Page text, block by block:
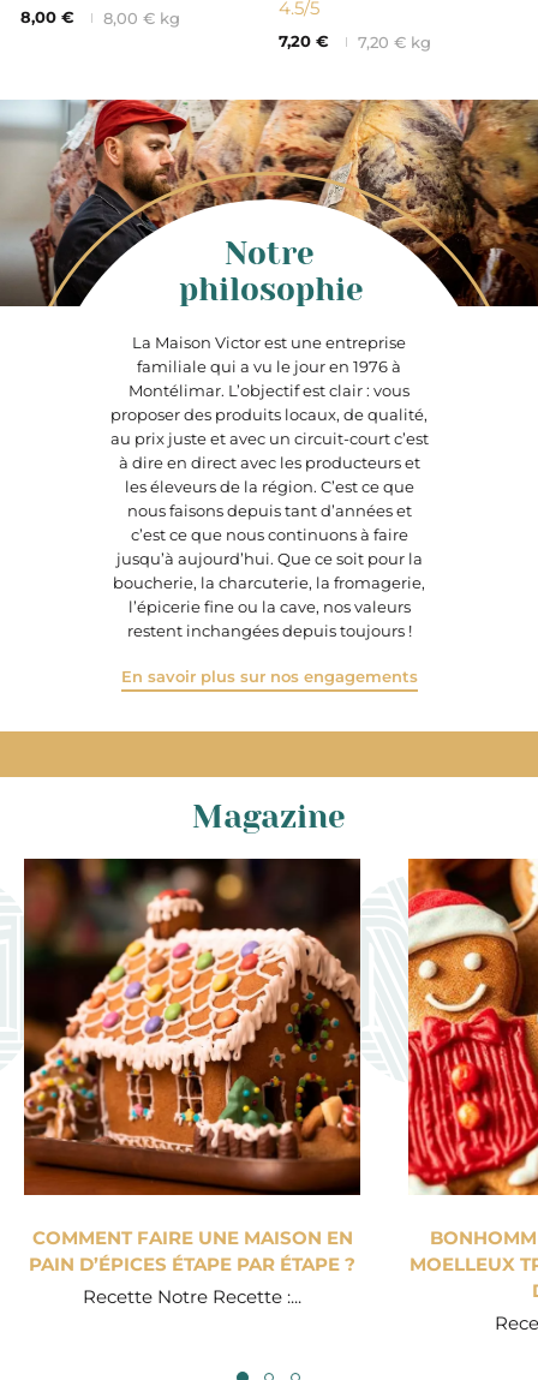
8,00 € 8,00 € kg 4.5/5
7,20 € 7,20 € kg
La Maison Victor est une entreprise
familiale qui a vu le jour en 1976 à
Montélimar. L’objectif est clair : vous
proposer des produits locaux, de qualité,
au prix juste et avec un circuit-court c’est
à dire en direct avec les producteurs et
les éleveurs de la région. C’est ce que
nous faisons depuis tant d’années et
c’est ce que nous continuons à faire
jusqu’à aujourd’hui. Que ce soit pour la
boucherie, la charcuterie, la fromagerie,
l’épicerie fine ou la cave, nos valeurs
restent inchangées depuis toujours !
En savoir plus sur nos engagements
Notre
philosophie
Magazine
COMMENT FAIRE UNE MAISON EN
PAIN D’ÉPICES ÉTAPE PAR ÉTAPE ?
Recette Notre Recette :...
MOELLEUX